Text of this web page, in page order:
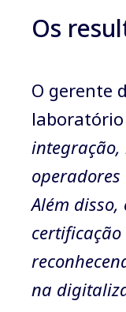
Os
O gerente
laboratório
integração,
Além
certificação
na